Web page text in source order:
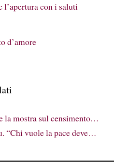
l’apertura con i saluti
d’amore
la mostra sul censimento…
“Chi vuole la pace deve…